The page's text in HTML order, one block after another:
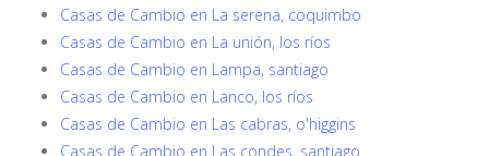
Casas de Cambio en La serena, coquimbo
Casas de Cambio en La unión, los ríos
Casas de Cambio en Lampa, santiago
Casas de Cambio en Lanco, los ríos
Casas de Cambio en Las cabras, o'higgins
Casas de Cambio en Las condes, santiago